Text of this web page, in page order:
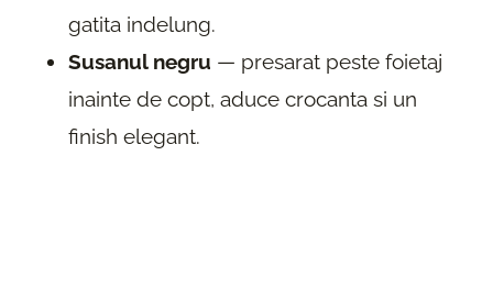
gatita indelung.
Susanul negru — presarat peste foietaj
inainte de copt, aduce crocanta si un
finish elegant.